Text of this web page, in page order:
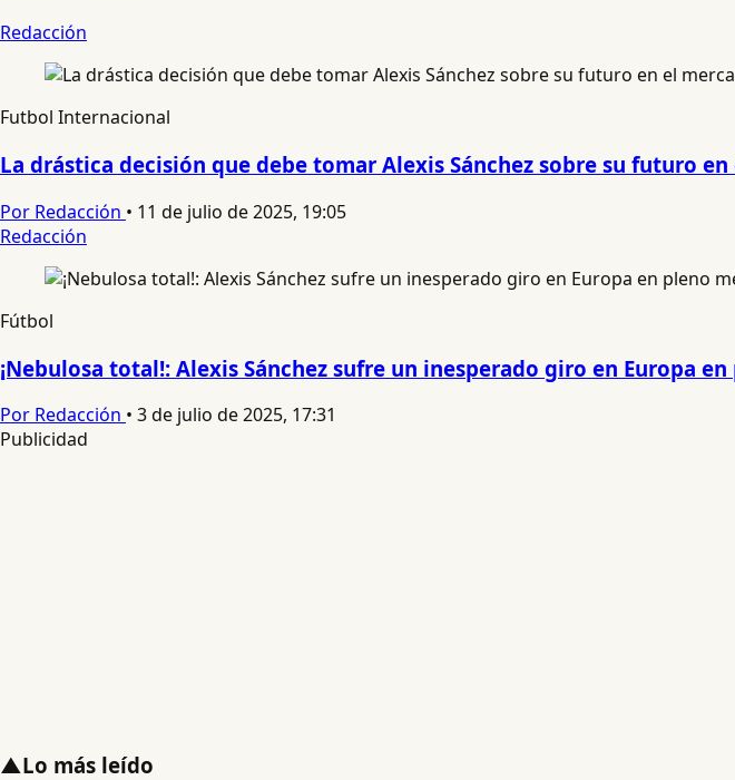
Redacción
Futbol Internacional
La drástica decisión que debe tomar Alexis Sánchez sobre su futuro
Por Redacción • 11 de julio de 2025, 19:05
Redacción
Fútbol
¡Nebulosa total!: Alexis Sánchez sufre un inesperado giro en Europa
Por Redacción • 3 de julio de 2025, 17:31
Publicidad
▲Lo más leído